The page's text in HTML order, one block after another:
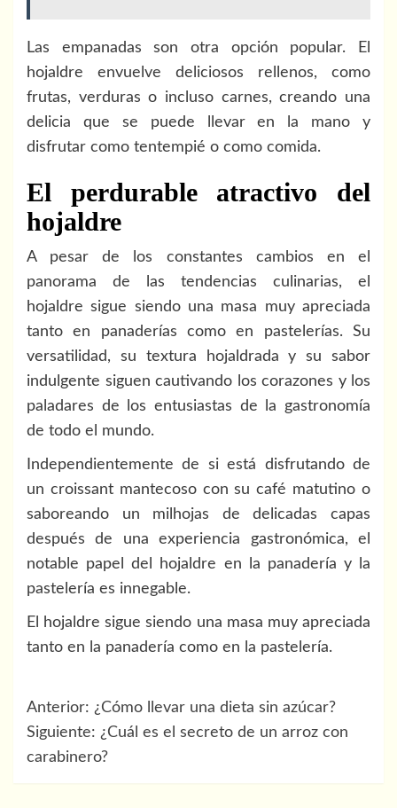
Las empanadas son otra opción popular. El
hojaldre envuelve deliciosos rellenos, como
frutas, verduras o incluso carnes, creando una
delicia que se puede llevar en la mano y
disfrutar como tentempié o como comida.
El perdurable atractivo del
hojaldre
A pesar de los constantes cambios en el
panorama de las tendencias culinarias, el
hojaldre sigue siendo una masa muy apreciada
tanto en panaderías como en pastelerías. Su
versatilidad, su textura hojaldrada y su sabor
indulgente siguen cautivando los corazones y los
paladares de los entusiastas de la gastronomía
de todo el mundo.
Independientemente de si está disfrutando de
un croissant mantecoso con su café matutino o
saboreando un milhojas de delicadas capas
después de una experiencia gastronómica, el
notable papel del hojaldre en la panadería y la
pastelería es innegable.
El hojaldre sigue siendo una masa muy apreciada
tanto en la panadería como en la pastelería.
Navegación
de
entradas
Anterior: ¿Cómo llevar una dieta sin azúcar?
Siguiente: ¿Cuál es el secreto de un arroz con
carabinero?